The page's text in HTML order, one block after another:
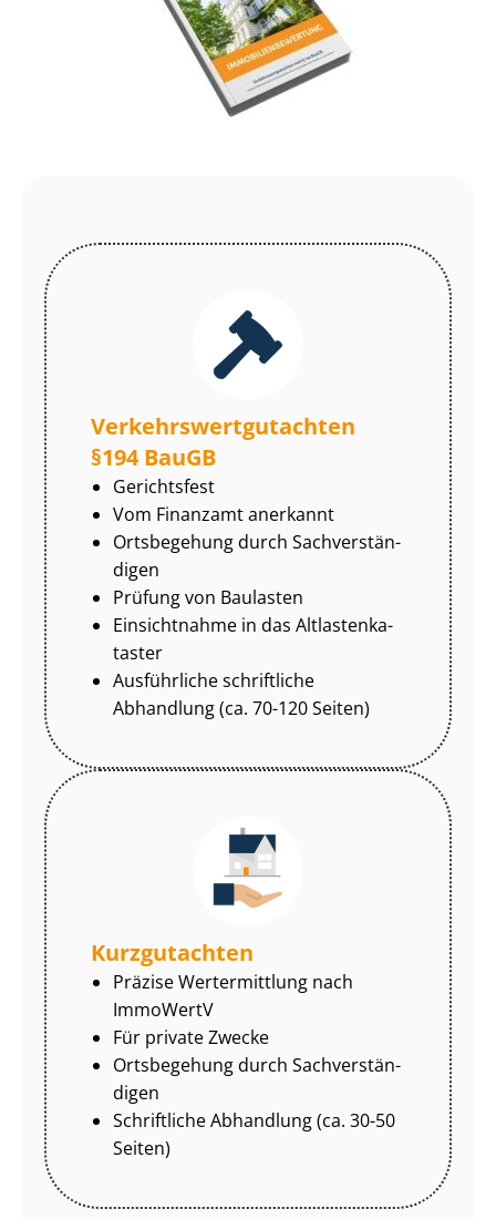
Ver­kehrs­wert­gut­ach­ten
§194 BauGB
Gerichtsfest
Vom Finanzamt anerkannt
Ortsbegehung durch Sach­ver­stän­
di­gen
Prüfung von Baulasten
Einsichtnahme in das Alt­las­ten­ka­
tas­ter
Ausführliche schriftliche
Abhandlung (ca. 70-120 Seiten)
Kurzgutachten
Präzise Wertermittlung nach
ImmoWertV
Für private Zwecke
Ortsbegehung durch Sach­ver­stän­
di­gen
Schriftliche Abhandlung (ca. 30-50
Seiten)